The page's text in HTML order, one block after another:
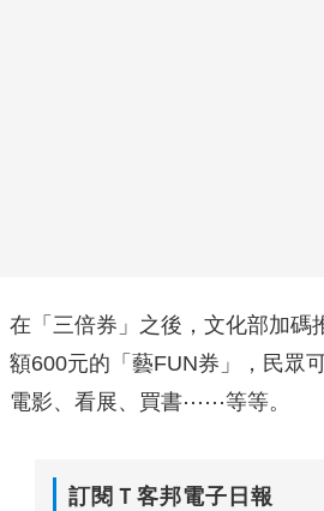
在「三倍券」之後，文化部加碼
額600元的「藝FUN券」，民眾
電影、看展、買書⋯⋯等等。
訂閱Ｔ客邦電子日報